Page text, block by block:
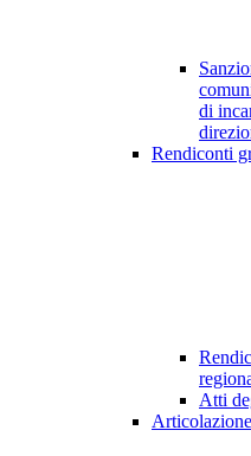
di
Rendiconti
Atti